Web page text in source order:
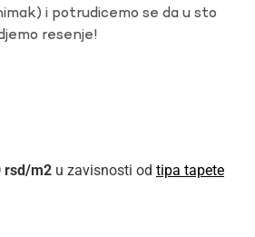
i potrudicemo se da u sto
resenje!
rsd u zavisnosti od tipa tapete